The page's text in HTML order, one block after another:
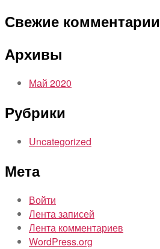
Свежие комментарии
Архивы
Май 2020
Рубрики
Uncategorized
Мета
Войти
Лента записей
Лента комментариев
WordPress.org